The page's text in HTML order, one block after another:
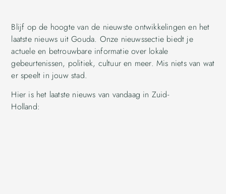
Blijf op de hoogte van de nieuwste ontwikkelingen en het
laatste nieuws uit Gouda. Onze nieuwssectie biedt je
actuele en betrouwbare informatie over lokale
gebeurtenissen, politiek, cultuur en meer. Mis niets van wat
er speelt in jouw stad.
Hier is het laatste nieuws van vandaag in Zuid-
Holland: